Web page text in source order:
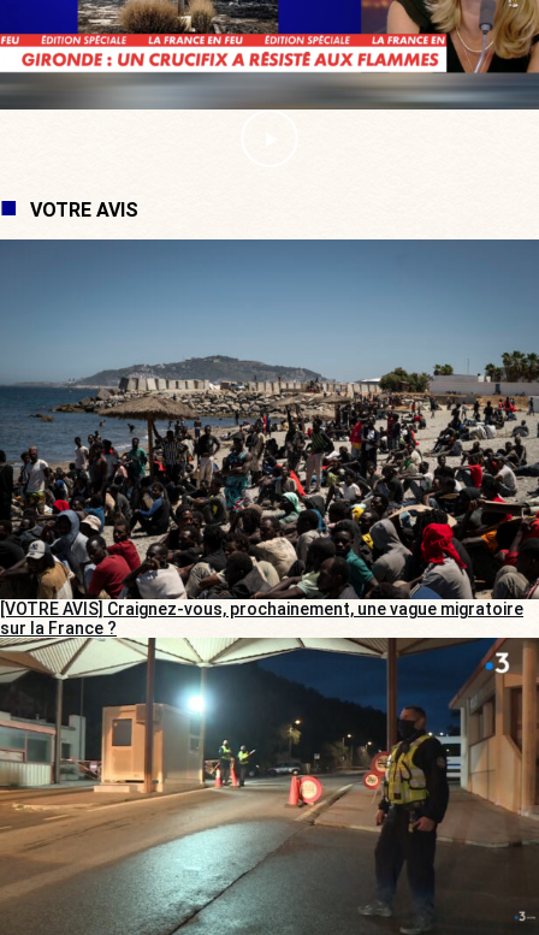
VOTRE AVIS
[VOTRE AVIS] Craignez-vous, prochainement, une vague migratoire
sur la France ?